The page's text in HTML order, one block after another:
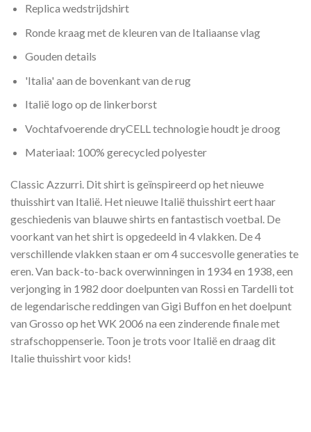
Replica wedstrijdshirt
Ronde kraag met de kleuren van de Italiaanse vlag
Gouden details
'Italia' aan de bovenkant van de rug
Italië logo op de linkerborst
Vochtafvoerende dryCELL technologie houdt je droog
Materiaal: 100% gerecycled polyester
Classic Azzurri. Dit shirt is geïnspireerd op het nieuwe
thuisshirt van Italië. Het nieuwe Italië thuisshirt eert haar
geschiedenis van blauwe shirts en fantastisch voetbal. De
voorkant van het shirt is opgedeeld in 4 vlakken. De 4
verschillende vlakken staan er om 4 succesvolle generaties te
eren. Van back-to-back overwinningen in 1934 en 1938, een
verjonging in 1982 door doelpunten van Rossi en Tardelli tot
de legendarische reddingen van Gigi Buffon en het doelpunt
van Grosso op het WK 2006 na een zinderende finale met
strafschoppenserie. Toon je trots voor Italië en draag dit
Italie thuisshirt voor kids!